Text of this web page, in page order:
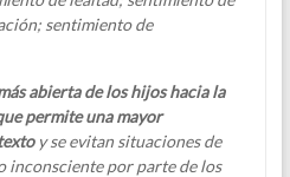
sentimiento de
abierta de los hijos hacia la
permite una mayor
y se evitan situaciones de
inconsciente por parte de los